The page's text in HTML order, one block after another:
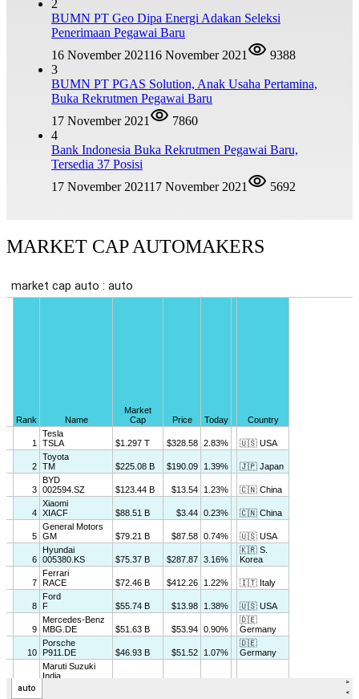
2
BUMN PT Geo Dipa Energi Adakan Seleksi
Penerimaan Pegawai Baru
16 November 202116 November 2021
9388
3
BUMN PT PGAS Solution, Anak Usaha Pertamina,
Buka Rekrutmen Pegawai Baru
17 November 2021
7860
4
Bank Indonesia Buka Rekrutmen Pegawai Baru,
Tersedia 37 Posisi
17 November 202117 November 2021 5692
MARKET CAP AUTOMAKERS